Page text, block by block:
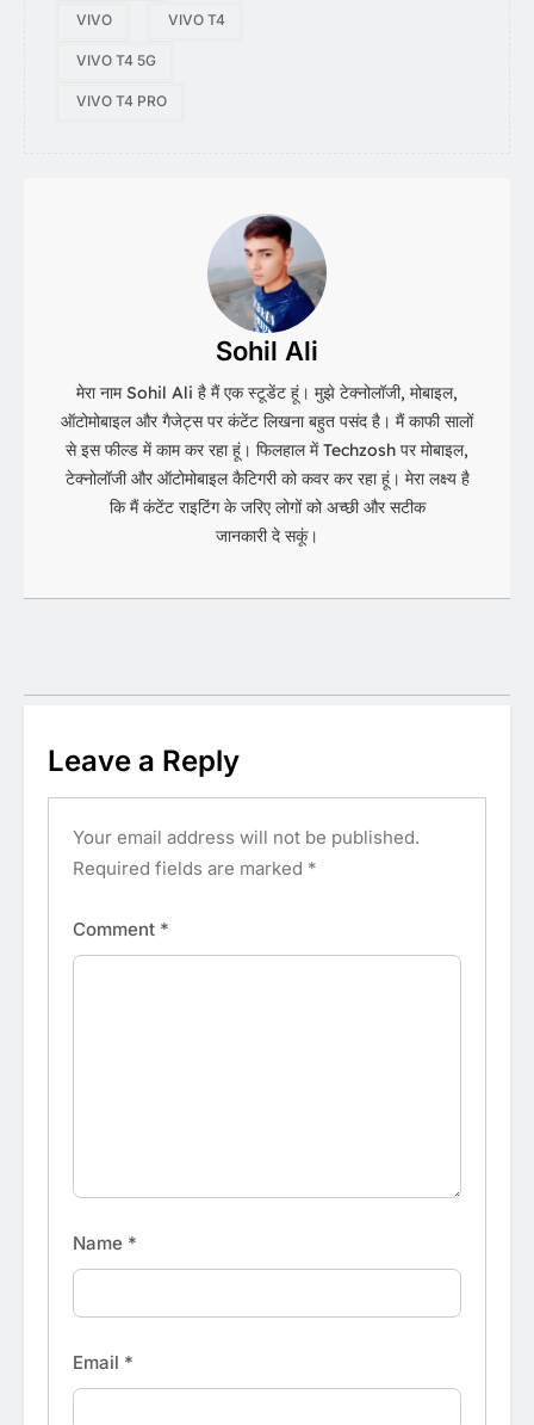
VIVO VIVO T4
VIVO T4 5G
VIVO T4 PRO
Sohil Ali
मेरा नाम Sohil Ali है मैं एक स्टूडेंट हूं। मुझे टेक्नोलॉजी, मोबाइल,
ऑटोमोबाइल और गैजेट्स पर कंटेंट लिखना बहुत पसंद है। मैं काफी सालों
से इस फील्ड में काम कर रहा हूं। फिलहाल में Techzosh पर मोबाइल,
टेक्नोलॉजी और ऑटोमोबाइल कैटिगरी को कवर कर रहा हूं। मेरा लक्ष्य है
कि मैं कंटेंट राइटिंग के जरिए लोगों को अच्छी और सटीक
जानकारी दे सकूं।
Leave a Reply
Your email address will not be published.
Required fields are marked *
Comment *
Name *
Email *